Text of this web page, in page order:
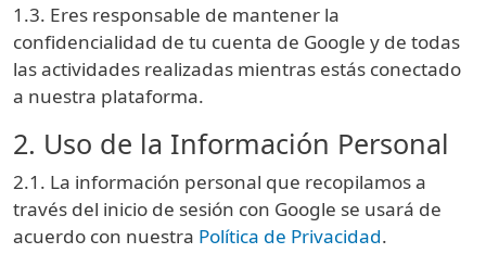
1.3. Eres responsable de mantener la
confidencialidad de tu cuenta de Google y de todas
las actividades realizadas mientras estás conectado
a nuestra plataforma.
2. Uso de la Información Personal
2.1. La información personal que recopilamos a
través del inicio de sesión con Google se usará de
acuerdo con nuestra Política de Privacidad.